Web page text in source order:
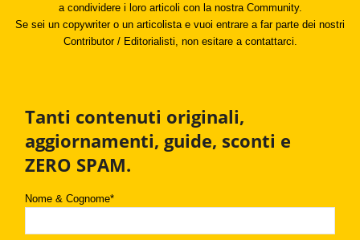
a condividere i loro articoli con la nostra Community.
Se sei un copywriter o un articolista e vuoi entrare a far parte dei nostri
Contributor / Editorialisti, non esitare a contattarci.
Tanti contenuti originali,
aggiornamenti, guide, sconti e
ZERO SPAM.
Nome & Cognome*